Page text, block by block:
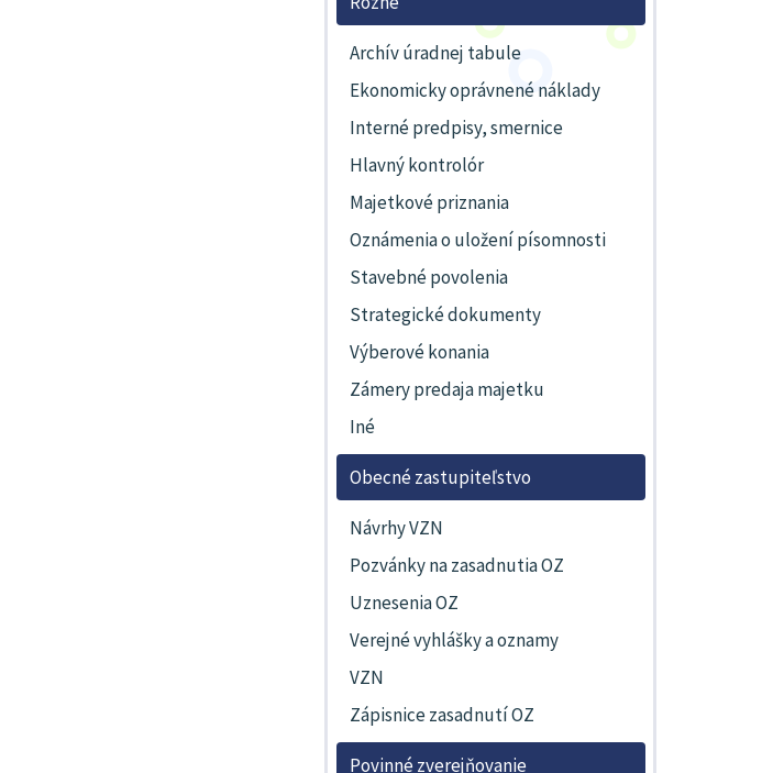
Archív úradnej tabule
Ekonomicky oprávnené náklady
Interné predpisy, smernice
Hlavný kontrolór
Majetkové priznania
Oznámenia o uložení písomnosti
Stavebné povolenia
Strategické dokumenty
Výberové konania
Zámery predaja majetku
Iné
Obecné zastupiteľstvo
Návrhy VZN
Pozvánky na zasadnutia OZ
Uznesenia OZ
Verejné vyhlášky a oznamy
VZN
Zápisnice zasadnutí OZ
Povinné zverejňovanie